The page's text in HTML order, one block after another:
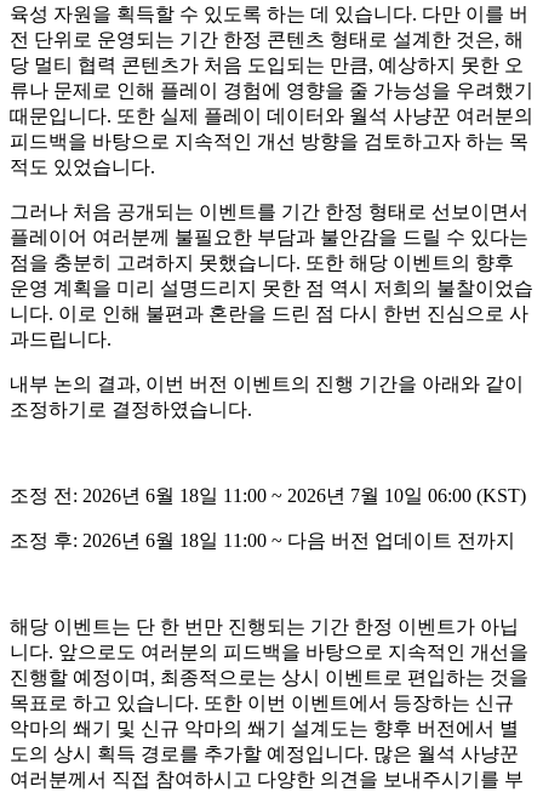
육성 자원을 획득할 수 있도록 하는 데 있습니다. 다만 이를 버
전 단위로 운영되는 기간 한정 콘텐츠 형태로 설계한 것은, 해
당 멀티 협력 콘텐츠가 처음 도입되는 만큼, 예상하지 못한 오
류나 문제로 인해 플레이 경험에 영향을 줄 가능성을 우려했기
때문입니다. 또한 실제 플레이 데이터와 월석 사냥꾼 여러분의
피드백을 바탕으로 지속적인 개선 방향을 검토하고자 하는 목
적도 있었습니다.
그러나 처음 공개되는 이벤트를 기간 한정 형태로 선보이면서
플레이어 여러분께 불필요한 부담과 불안감을 드릴 수 있다는
점을 충분히 고려하지 못했습니다. 또한 해당 이벤트의 향후
운영 계획을 미리 설명드리지 못한 점 역시 저희의 불찰이었습
니다. 이로 인해 불편과 혼란을 드린 점 다시 한번 진심으로 사
과드립니다.
내부 논의 결과, 이번 버전 이벤트의 진행 기간을 아래와 같이
조정하기로 결정하였습니다.
조정 전: 2026년 6월 18일 11:00 ~ 2026년 7월 10일 06:00 (KST)
조정 후: 2026년 6월 18일 11:00 ~ 다음 버전 업데이트 전까지
해당 이벤트는 단 한 번만 진행되는 기간 한정 이벤트가 아닙
니다. 앞으로도 여러분의 피드백을 바탕으로 지속적인 개선을
진행할 예정이며, 최종적으로는 상시 이벤트로 편입하는 것을
목표로 하고 있습니다. 또한 이번 이벤트에서 등장하는 신규
악마의 쐐기 및 신규 악마의 쐐기 설계도는 향후 버전에서 별
도의 상시 획득 경로를 추가할 예정입니다. 많은 월석 사냥꾼
여러분께서 직접 참여하시고 다양한 의견을 보내주시기를 부